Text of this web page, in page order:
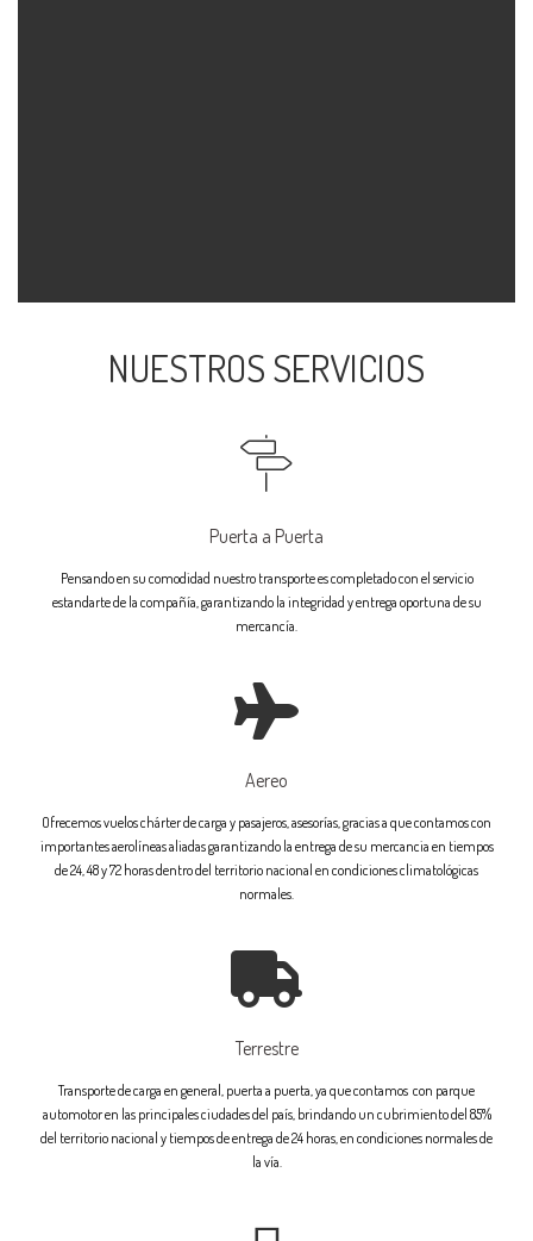
NUESTROS SERVICIOS
Puerta a Puerta
Pensando en su comodidad nuestro transporte es completado con el servicio
estandarte de la compañía, garantizando la integridad y entrega oportuna de su
mercancía.
Aereo
Ofrecemos vuelos chárter de carga y pasajeros, asesorías, gracias a que contamos con
importantes aerolíneas aliadas garantizando la entrega de su mercancia en tiempos
de 24, 48 y 72 horas dentro del territorio nacional en condiciones climatológicas
normales.
Terrestre
Transporte de carga en general, puerta a puerta, ya que contamos con parque
automotor en las principales ciudades del país, brindando un cubrimiento del 85%
del territorio nacional y tiempos de entrega de 24 horas, en condiciones normales de
la vía.